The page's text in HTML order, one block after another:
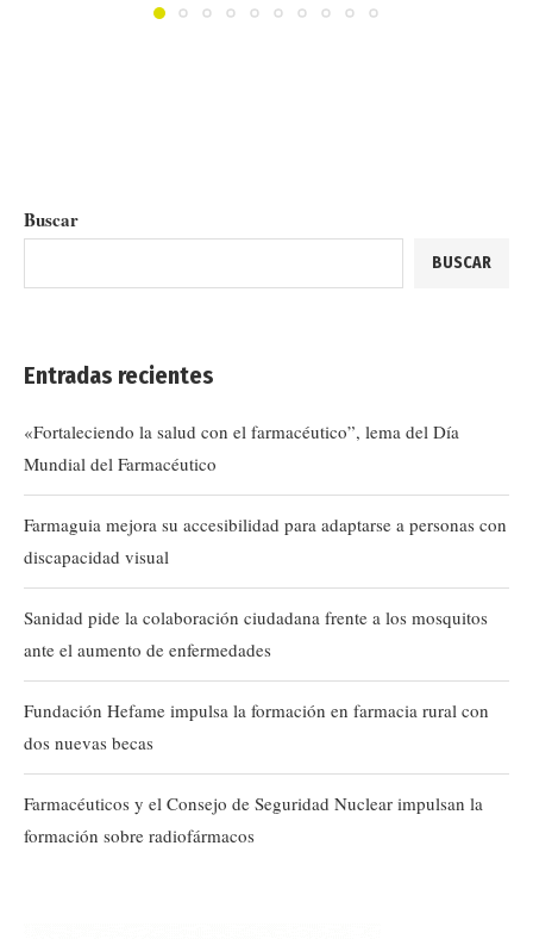
Buscar
BUSCAR
Entradas recientes
«Fortaleciendo la salud con el farmacéutico”, lema del Día
Mundial del Farmacéutico
Farmaguia mejora su accesibilidad para adaptarse a personas con
discapacidad visual
Sanidad pide la colaboración ciudadana frente a los mosquitos
ante el aumento de enfermedades
Fundación Hefame impulsa la formación en farmacia rural con
dos nuevas becas
Farmacéuticos y el Consejo de Seguridad Nuclear impulsan la
formación sobre radiofármacos